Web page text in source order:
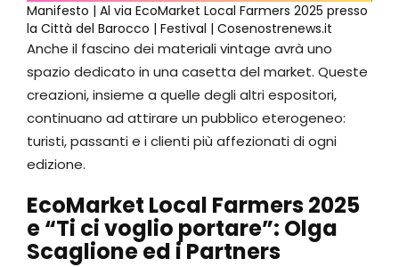
Manifesto | Al via EcoMarket Local Farmers 2025 presso
la Città del Barocco | Festival | Cosenostrenews.it
Anche il fascino dei materiali vintage avrà uno
spazio dedicato in una casetta del market. Queste
creazioni, insieme a quelle degli altri espositori,
continuano ad attirare un pubblico eterogeneo:
turisti, passanti e i clienti più affezionati di ogni
edizione.
EcoMarket Local Farmers 2025
e “Ti ci voglio portare”: Olga
Scaglione ed i Partners